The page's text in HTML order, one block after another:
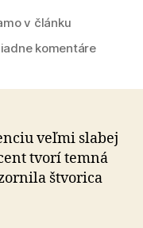
v článku
komentárena
odhalil
plného
veľmi slabej
tvorí temná
štvorica